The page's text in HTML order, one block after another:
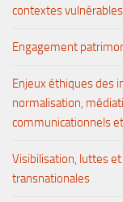
contextes
Engagement
Enjeux éthiques des
normalisation,
communicationnels
Visibilisation, luttes
transnationales